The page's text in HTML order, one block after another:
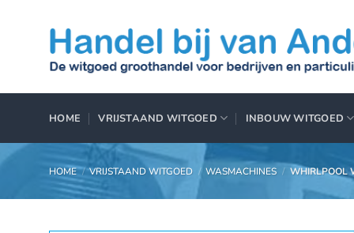
HOME VRIJSTAAND WITGOED INBOUW WITGOED
HOME / VRIJSTAAND WITGOED / WASMACHINES / WHIRLPOOL